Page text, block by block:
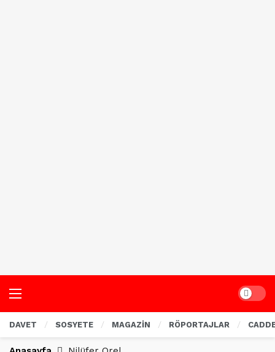
Dark
DAVET SOSYETE MAGAZİN RÖPORTAJLAR